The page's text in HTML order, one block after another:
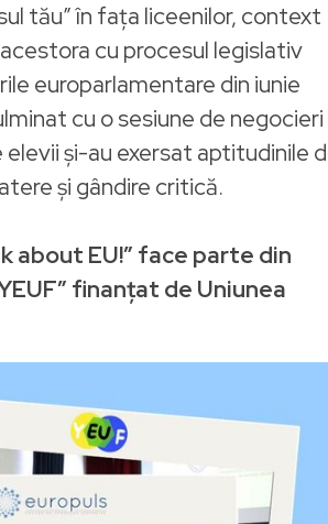
tău” în fața liceenilor, context
cu procesul legislativ
europarlamentare din iunie
cu o sesiune de negocieri
elevii și-au exersat aptitudinile
și gândire critică.
about EU!” face parte din
finanțat de Uniunea